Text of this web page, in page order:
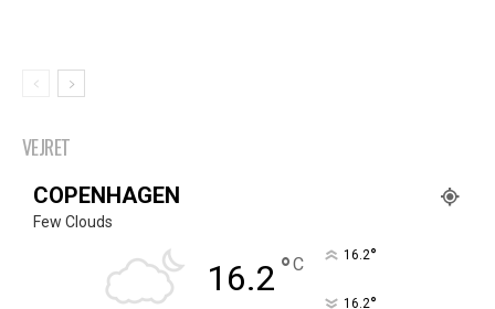
VEJRET
COPENHAGEN
Few Clouds
16.2 °C 16.2°
16.2°